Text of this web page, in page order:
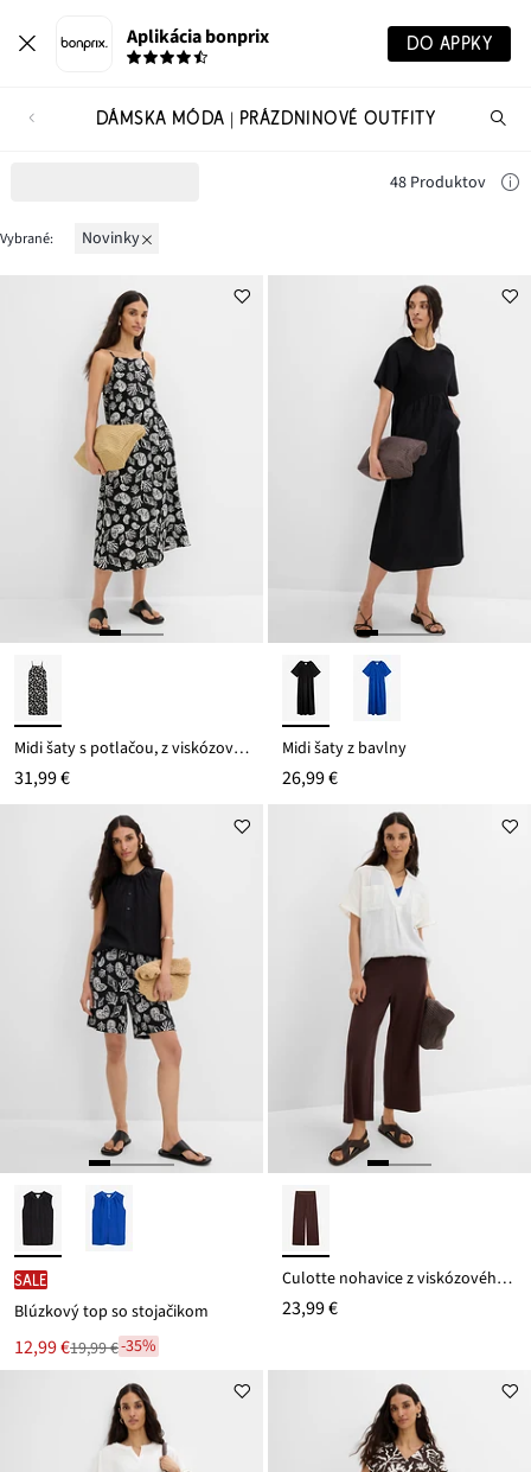
Aplikácia bonprix DO APPKY
DÁMSKA MÓDA | PRÁZDNINOVÉ OUTFITY
48 Produktov
Vybrané: novinky
Midi šaty s potlačou, z viskózového mixu
31,99 €
Midi šaty z bavlny
26,99 €
SALE
Blúzkový top so stojačikom
Nová
cena
12,99 €
Zľava 19,99 €-35%
Culotte nohavice z viskózového mixu
23,99 €